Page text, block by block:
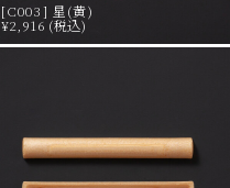
[C003] 星(黄)
¥2,916 (税込)